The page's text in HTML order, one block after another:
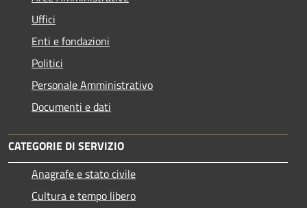
Uffici
Enti e fondazioni
Politici
Personale Amministrativo
Documenti e dati
CATEGORIE DI SERVIZIO
Anagrafe e stato civile
Cultura e tempo libero